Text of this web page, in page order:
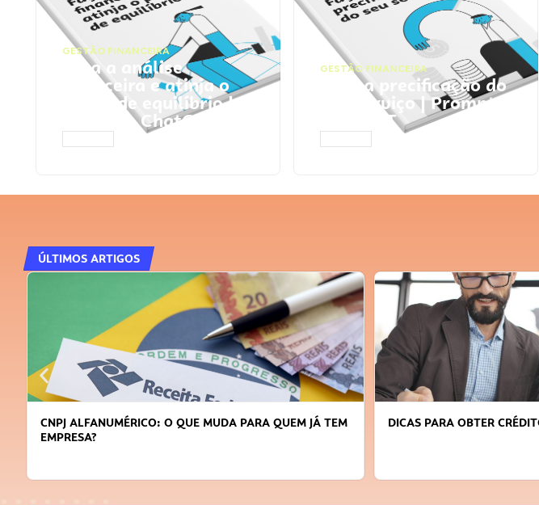
GESTÃO FINANCEIRA
Faça a análise
financeira e atinja o
ponto de equilíbrio |
Prompts ChatGPT
GESTÃO FINANCEIRA
Faça a precificação do
seu serviço | Prompts
ChatGPT
ÚLTIMOS ARTIGOS
CNPJ ALFANUMÉRICO: O QUE MUDA PARA QUEM JÁ TEM
EMPRESA?
DICAS PARA OBTER